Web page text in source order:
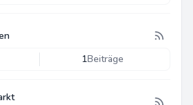
1Beiträge